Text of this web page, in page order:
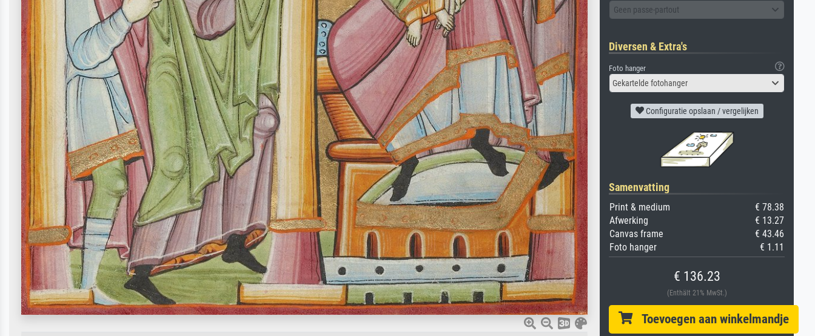
Geen passe-partout
Diversen & Extra's
Foto hanger
Gekartelde fotohanger
Configuratie opslaan / vergelijken
Samenvatting
Print & medium
€ 78.38
Afwerking
€ 13.27
Canvas frame
€ 43.46
Foto hanger
€ 1.11
€ 136.23
(Enthält 21% MwSt.)
Toevoegen aan winkelmandje